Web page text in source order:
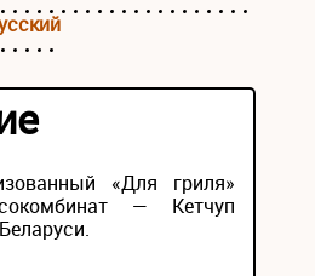
«Для гриля»
— Кетчуп